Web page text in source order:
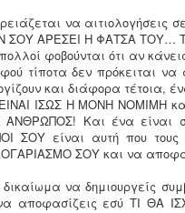
να
ΣΟΥ ΑΡΕΣΕΙ Η ΦΑΤΣΑ ΤΟΥ…
φοβούνται ότι αν
τίποτα δεν πρόκειται
και διάφορα τέτοια,
ΙΣΩΣ Η ΜΟΝΗ ΝΟΜΙΜΗ
Και ένα είναι
ΣΟΥ είναι αυτή που
ΣΟΥ και να
να δημιουργείς
αποφασίζεις εσύ ΤΙ ΘΑ